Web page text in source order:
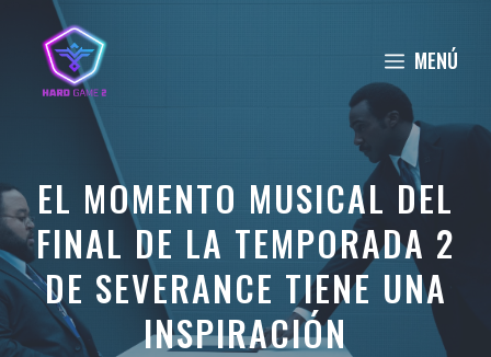
contenido
MENÚ
EL MOMENTO MUSICAL DEL
FINAL DE LA TEMPORADA 2
DE SEVERANCE TIENE UNA
INSPIRACIÓN